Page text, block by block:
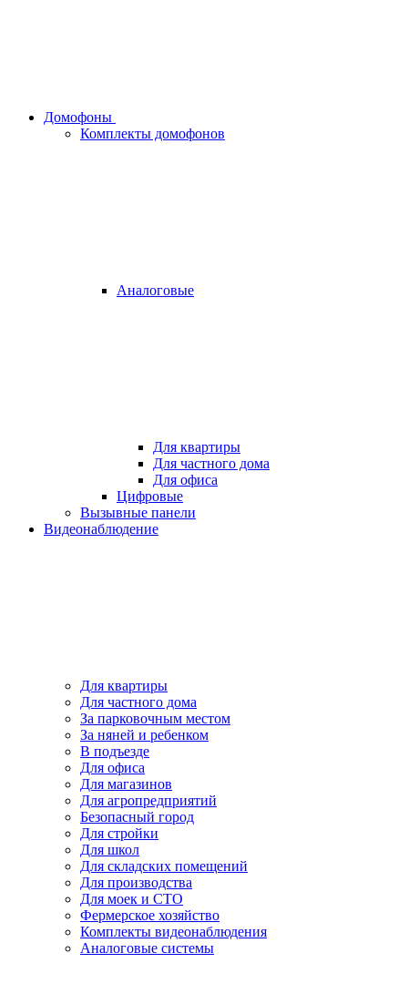
Домофоны
Комплекты домофонов
Аналоговые
Для квартиры
Для частного дома
Для офиса
Цифровые
Вызывные панели
Видеонаблюдение
Для квартиры
Для частного дома
За парковочным местом
За няней и ребенком
В подъезде
Для офиса
Для магазинов
Для агропредприятий
Безопасный город
Для стройки
Для школ
Для складских помещений
Для производства
Для моек и СТО
Фермерское хозяйство
Комплекты видеонаблюдения
Аналоговые системы